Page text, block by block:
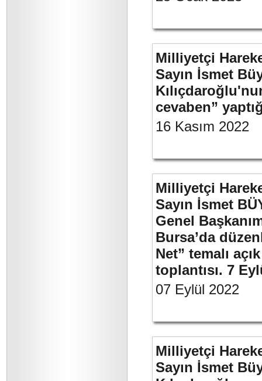
Milliyetçi
Sayın İsmet
cevaben”
16 Kasım 2022
Milliyetçi
Sayın İsmet
Genel
Bursa’da
Net” temalı
toplantısı. 7
07 Eylül 2022
Milliyetçi
Sayın İsmet